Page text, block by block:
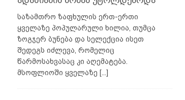
საზამთრო ზაფხულის ერთ-ერთი
ყველაზე პოპულარული ხილია, თუმცა
ზოგჯერ ბუნება და სელექცია ისეთ
შედეგს იძლევა, რომელიც
წარმოსახვასაც კი აღემატება.
მსოფლიოში ყველაზე [...]